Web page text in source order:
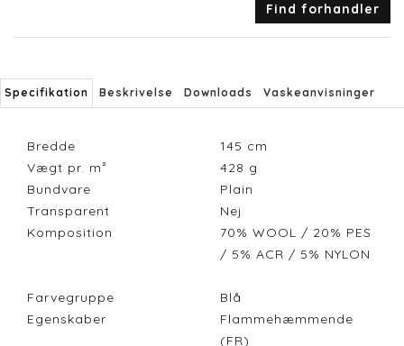
Find forhandler
Specifikation Beskrivelse Downloads Vaskeanvisninger
Bredde 145 cm
Vægt pr. m²
428 g
Bundvare
Plain
Transparent
Nej
Komposition
70% WOOL / 20% PES
/ 5% ACR / 5% NYLON
Farvegruppe
Blå
Egenskaber
Flammehæmmende
(FR)